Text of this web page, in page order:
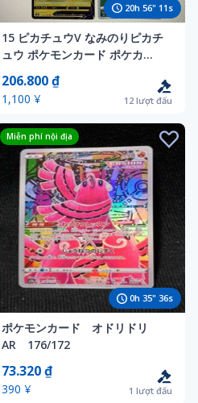
20h 56" 09 s
15 ピカチュウV なみのりピカチ
ュウ ポケモンカード ポケカ
206.800 ₫
1,100 ¥ 12lượt đấu
0h 35" 34s
Miễn phí nội địa
ポケモンカード オドリドリ
AR 176/172
73.320 ₫
390 ¥ 1 lượt đấu